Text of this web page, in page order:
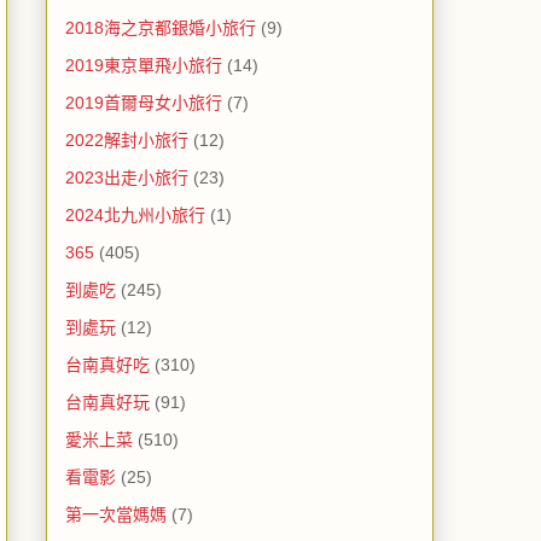
2018海之京都銀婚小旅行 (9)
2019東京單飛小旅行 (14)
2019首爾母女小旅行 (7)
2022解封小旅行 (12)
2023出走小旅行 (23)
2024北九州小旅行 (1)
365 (405)
到處吃 (245)
到處玩 (12)
台南真好吃 (310)
台南真好玩 (91)
愛米上菜 (510)
看電影 (25)
第一次當媽媽 (7)